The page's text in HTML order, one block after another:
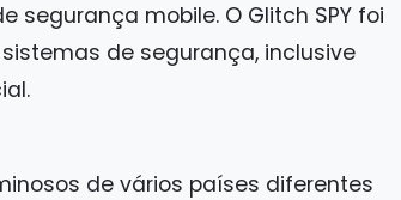
segurança mobile. O Glitch SPY foi
de segurança, inclusive
de vários países diferentes